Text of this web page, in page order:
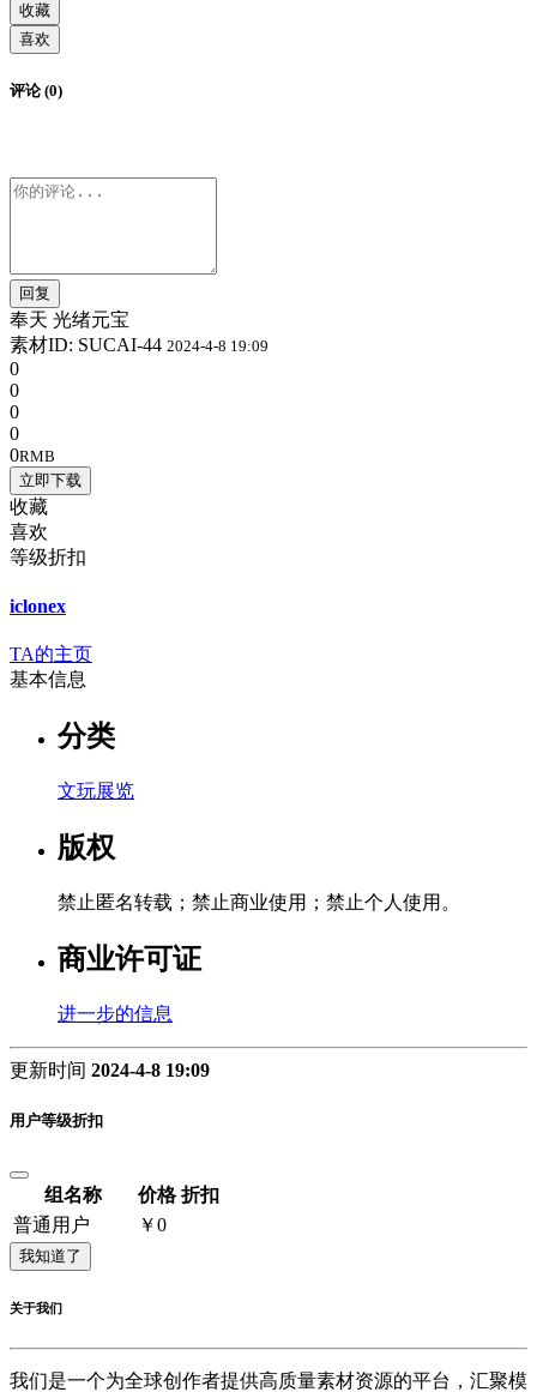
收藏
喜欢
评论 (0)
回复
奉天 光绪元宝
素材ID: SUCAI-44 2024-4-8 19:09
0
0
0
0
0RMB
立即下载
收藏
喜欢
等级折扣
iclonex
TA的主页
基本信息
分类
文玩展览
版权
禁止匿名转载；禁止商业使用；禁止个人使用。
商业许可证
进一步的信息
更新时间 2024-4-8 19:09
用户等级折扣
组名称 价格 折扣
普通用户
￥0
我知道了
关于我们
我们是一个为全球创作者提供高质量素材资源的平台，汇聚模